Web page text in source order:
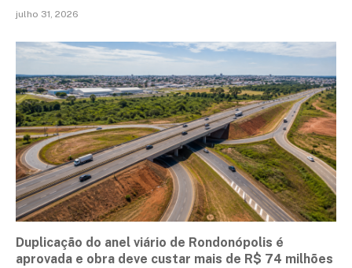
julho 31, 2026
Duplicação do anel viário de Rondonópolis é
aprovada e obra deve custar mais de R$ 74 milhões